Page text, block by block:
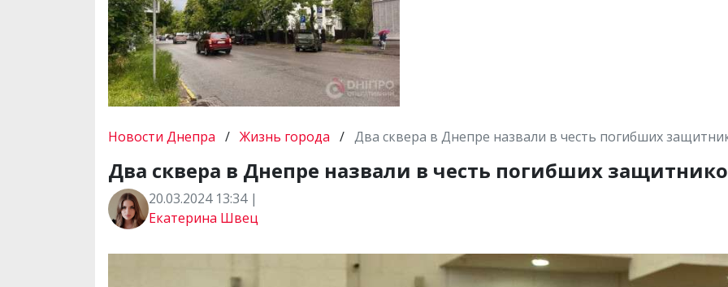
Новости Днепра / Жизнь города / Два сквера в Днепре назвали в честь погибших
Два сквера в Днепре назвали в честь погибших
20.03.2024 13:34 |
Екатерина Швец